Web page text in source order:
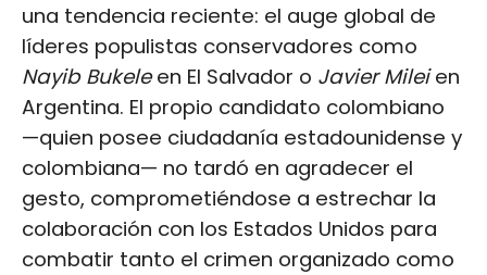
una tendencia reciente: el auge global de
líderes populistas conservadores como
Nayib Bukeleen El Salvador o Javier Mileien
Argentina. El propio candidato colombiano
—quien posee ciudadanía estadounidense y
colombiana— no tardó en agradecer el
gesto, comprometiéndose a estrechar la
colaboración con los Estados Unidos para
combatir tanto el crimen organizado como